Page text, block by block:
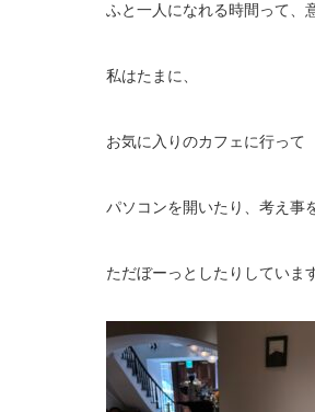
ふと一人になれる時間って、
私はたまに、
お気に入りのカフェに行って
パソコンを開いたり、考え事
ただぼーっとしたりしていま